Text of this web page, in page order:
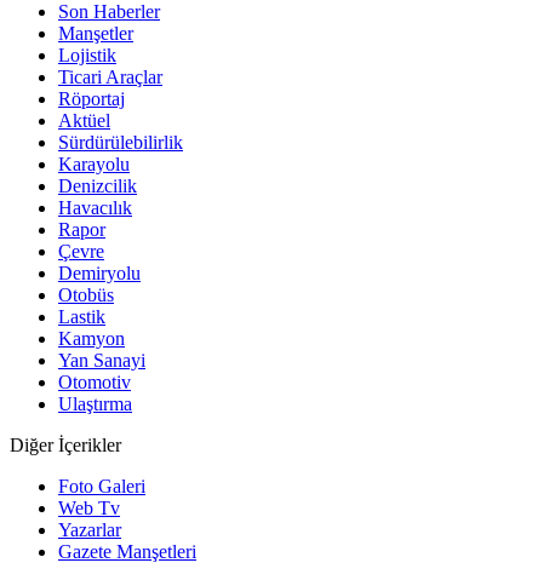
Son Haberler
Manşetler
Lojistik
Ticari Araçlar
Röportaj
Aktüel
Sürdürülebilirlik
Karayolu
Denizcilik
Havacılık
Rapor
Çevre
Demiryolu
Otobüs
Lastik
Kamyon
Yan Sanayi
Otomotiv
Ulaştırma
Diğer İçerikler
Foto Galeri
Web Tv
Yazarlar
Gazete Manşetleri